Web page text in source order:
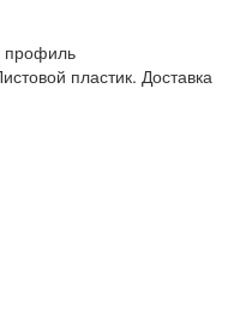
профиль
пластик. Доставка